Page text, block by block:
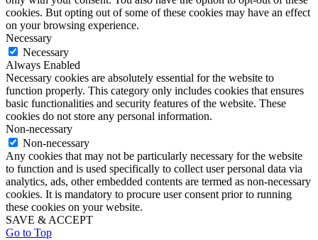
cookies. But opting out of some of these cookies may have an effect
on your browsing experience.
Necessary
Necessary
Always Enabled
Necessary cookies are absolutely essential for the website to
function properly. This category only includes cookies that ensures
basic functionalities and security features of the website. These
cookies do not store any personal information.
Non-necessary
Non-necessary
Any cookies that may not be particularly necessary for the website
to function and is used specifically to collect user personal data via
analytics, ads, other embedded contents are termed as non-necessary
cookies. It is mandatory to procure user consent prior to running
these cookies on your website.
SAVE & ACCEPT
Go to Top